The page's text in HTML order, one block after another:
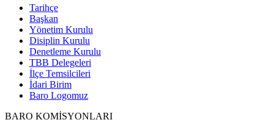
Tarihçe
Başkan
Yönetim Kurulu
Disiplin Kurulu
Denetleme Kurulu
TBB Delegeleri
İlçe Temsilcileri
İdari Birim
Baro Logomuz
BARO KOMİSYONLARI